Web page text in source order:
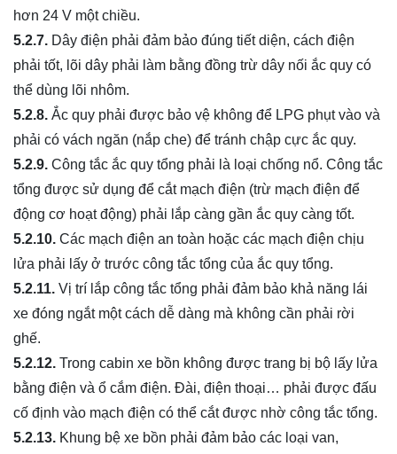
hơn 24 V một chiều.
5.2.7. Dây điện phải đảm bảo đúng tiết diện, cách điện
phải tốt, lõi dây phải làm bằng đồng trừ dây nối ắc quy có
thể dùng lõi nhôm.
5.2.8. Ắc quy phải được bảo vệ không để LPG phụt vào và
phải có vách ngăn (nắp che) để tránh chập cực ắc quy.
5.2.9. Công tắc ắc quy tổng phải là loại chống nổ. Công tắc
tổng được sử dụng để cắt mạch điện (trừ mạch điện để
động cơ hoạt động) phải lắp càng gần ắc quy càng tốt.
5.2.10. Các mạch điện an toàn hoặc các mạch điện chịu
lửa phải lấy ở trước công tắc tổng của ắc quy tổng.
5.2.11. Vị trí lắp công tắc tổng phải đảm bảo khả năng lái
xe đóng ngắt một cách dễ dàng mà không cần phải rời
ghế.
5.2.12. Trong cabin xe bồn không được trang bị bộ lấy lửa
bằng điện và ổ cắm điện. Đài, điện thoại… phải được đấu
cố định vào mạch điện có thể cắt được nhờ công tắc tổng.
5.2.13. Khung bệ xe bồn phải đảm bảo các loại van,